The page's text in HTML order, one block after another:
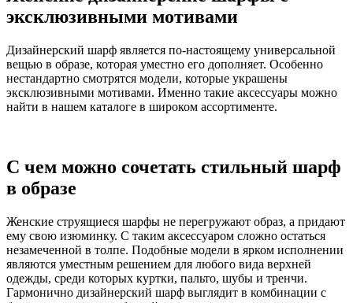
эксклюзивными мотивами
Дизайнерский шарф является по-настоящему универсальной
вещью в образе, которая уместно его дополняет. Особенно
нестандартно смотрятся модели, которые украшены
эксклюзивными мотивами. Именно такие аксессуары можно
найти в нашем каталоге в широком ассортименте.
С чем можно сочетать стильный шарф
в образе
Женские струящиеся шарфы не перегружают образ, а придают
ему свою изюминку. С таким аксессуаром сложно остаться
незамеченной в толпе. Подобные модели в ярком исполнении
являются уместным решением для любого вида верхней
одежды, среди которых куртки, пальто, шубы и тренчи.
Гармонично дизайнерский шарф выглядит в комбинации с